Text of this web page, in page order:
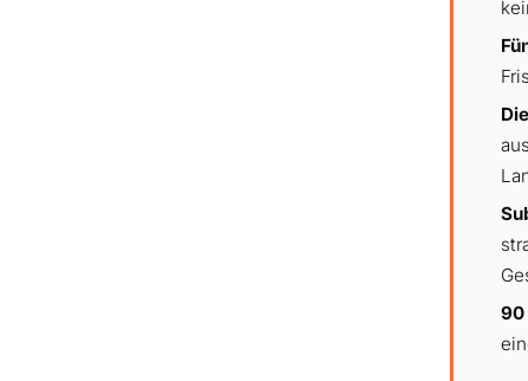
90